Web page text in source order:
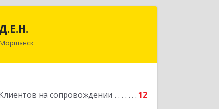
Д.Е.Н.
Моршанск
Клиентов на сопровождении 12
393950, Тамбовская обл, Моршанск г,